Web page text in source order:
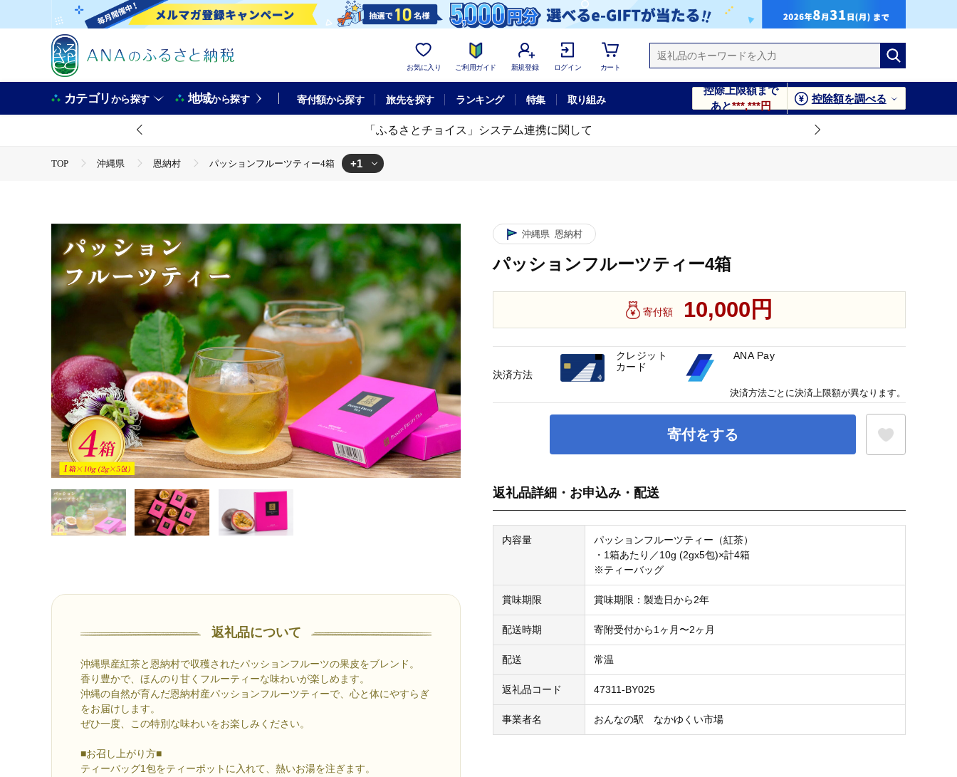
お気に入り ご利用ガイド 新規登録 ログイン カート
カテゴリから探す 地域から探す 寄付額から探す 旅先を探す ランキング 特集 取り組み
控除上限額まで
あと***,***円
控除額を調べる
「ふるさとチョイス」システム連携に関して
TOP 沖縄県 恩納村 パッションフルーツティー4箱 +1
返礼品について
沖縄県産紅茶と恩納村で収穫されたパッションフルーツの果皮をブレンド。
香り豊かで、ほんのり甘くフルーティーな味わいが楽しめます。
沖縄の自然が育んだ恩納村産パッションフルーツティーで、心と体にやすらぎ
をお届けします。
ぜひ一度、この特別な味わいをお楽しみください。
■お召し上がり方■
ティーバッグ1包をティーポットに入れて、熱いお湯を注ぎます。
沖縄県 恩納村
パッションフルーツティー4箱
寄付額 10,000円
寄付をする
返礼品詳細・お申込み・配送
内容量
パッションフルーツティー（紅茶）
・1箱あたり／10g (2gx5包)×計4箱
※ティーバッグ
賞味期限 賞味期限：製造日から2年
配送時期 寄附受付から1ヶ月〜2ヶ月
配送 常温
返礼品コード 47311-BY025
事業者名 おんなの駅 なかゆくい市場
決済方法
クレジット
カード
ANA Pay
決済方法ごとに決済上限額が異なります。